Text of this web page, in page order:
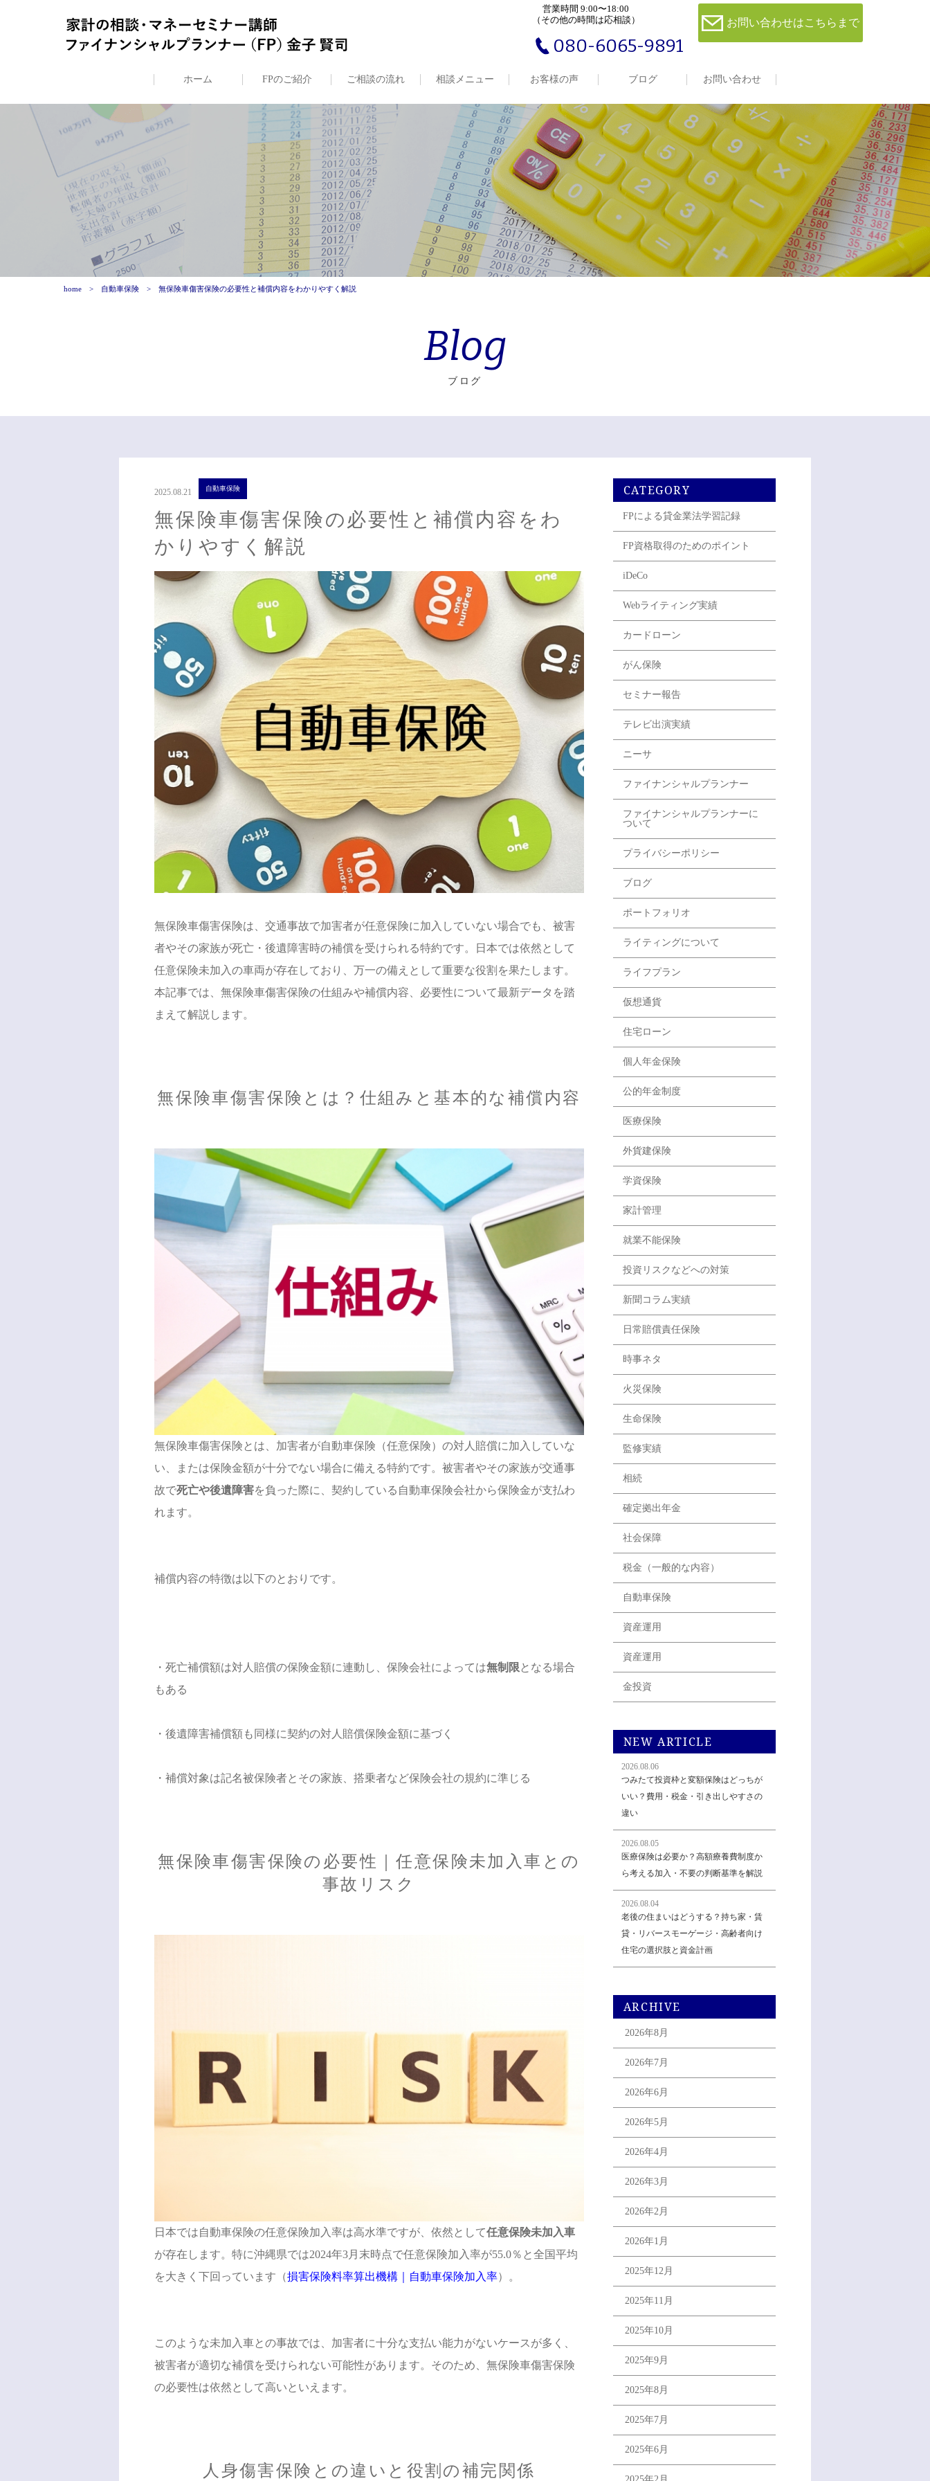
営業時間 9:00〜18:00
（その他の時間は応相談）
080-6065-9891
お問い合わせはこちらまで
ホーム FPのご紹介 ご相談の流れ 相談メニュー お客様の声 ブログ お問い合わせ
home 自動車保険 無保険車傷害保険の必要性と補償内容をわかりやすく解説
Blog
ブログ
2025.08.21 自動車保険
無保険車傷害保険の必要性と補償内容をわ
かりやすく解説
無保険車傷害保険は、交通事故で加害者が任意保険に加入していない場合でも、被害
者やその家族が死亡・後遺障害時の補償を受けられる特約です。日本では依然として
任意保険未加入の車両が存在しており、万一の備えとして重要な役割を果たします。
本記事では、無保険車傷害保険の仕組みや補償内容、必要性について最新データを踏
まえて解説します。
無保険車傷害保険とは？仕組みと基本的な補償内容
無保険車傷害保険とは、加害者が自動車保険（任意保険）の対人賠償に加入していな
い、または保険金額が十分でない場合に備える特約です。被害者やその家族が交通事
故で死亡や後遺障害を負った際に、契約している自動車保険会社から保険金が支払わ
れます。
補償内容の特徴は以下のとおりです。
・死亡補償額は対人賠償の保険金額に連動し、保険会社によっては無制限 となる場合
もある
・後遺障害補償額も同様に契約の対人賠償保険金額に基づく
・補償対象は記名被保険者とその家族、搭乗者など保険会社の規約に準じる
無保険車傷害保険の必要性｜任意保険未加入車との
事故リスク
日本では自動車保険の任意保険加入率は高水準ですが、依然として任意保険未加入車
が存在します。特に沖縄県では2024年3月末時点で任意保険加入率が55.0％と全国平均
を大きく下回っています（損害保険料率算出機構｜自動車保険加入率）。
このような未加入車との事故では、加害者に十分な支払い能力がないケースが多く、
被害者が適切な補償を受けられない可能性があります。そのため、無保険車傷害保険
の必要性は依然として高いといえます。
人身傷害保険との違いと役割の補完関係
CATEGORY
FPによる貸金業法学習記録
FP資格取得のためのポイント
iDeCo
Webライティング実績
カードローン
がん保険
セミナー報告
テレビ出演実績
ニーサ
ファイナンシャルプランナー
ファイナンシャルプランナーに
ついて
プライバシーポリシー
ブログ
ポートフォリオ
ライティングについて
ライフプラン
仮想通貨
住宅ローン
個人年金保険
公的年金制度
医療保険
外貨建保険
学資保険
家計管理
就業不能保険
投資リスクなどへの対策
新聞コラム実績
日常賠償責任保険
時事ネタ
火災保険
生命保険
監修実績
相続
確定拠出年金
社会保障
税金（一般的な内容）
自動車保険
資産運用
資産運用
金投資
NEW ARTICLE
2026.08.06
つみたて投資枠と変額保険はどっちが
いい？費用・税金・引き出しやすさの
違い
2026.08.05
医療保険は必要か？高額療養費制度か
ら考える加入・不要の判断基準を解説
2026.08.04
老後の住まいはどうする？持ち家・賃
貸・リバースモーゲージ・高齢者向け
住宅の選択肢と資金計画
ARCHIVE
2026年8月
2026年7月
2026年6月
2026年5月
2026年4月
2026年3月
2026年2月
2026年1月
2025年12月
2025年11月
2025年10月
2025年9月
2025年8月
2025年7月
2025年6月